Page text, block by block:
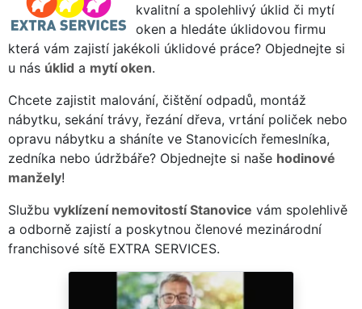
kvalitní a spolehlivý úklid či mytí
oken a hledáte úklidovou firmu
která vám zajistí jakékoli úklidové práce? Objednejte si
u nás úklid a mytí oken.
Chcete zajistit malování, čištění odpadů, montáž
nábytku, sekání trávy, řezání dřeva, vrtání poliček nebo
opravu nábytku a sháníte ve Stanovicích řemeslníka,
zedníka nebo údržbáře? Objednejte si naše hodinové
manžely!
Službu vyklízení nemovitostí Stanovice vám spolehlivě
a odborně zajistí a poskytnou členové mezinárodní
franchisové sítě EXTRA SERVICES.